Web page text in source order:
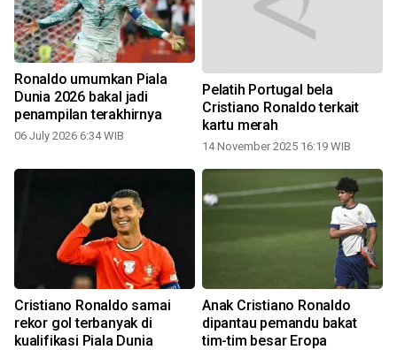
Ronaldo umumkan Piala
Dunia 2026 bakal jadi
penampilan terakhirnya
06 July 2026 6:34 WIB
Pelatih Portugal bela
Cristiano Ronaldo terkait
kartu merah
14 November 2025 16:19 WIB
Cristiano Ronaldo samai
rekor gol terbanyak di
kualifikasi Piala Dunia
Anak Cristiano Ronaldo
dipantau pemandu bakat
tim-tim besar Eropa